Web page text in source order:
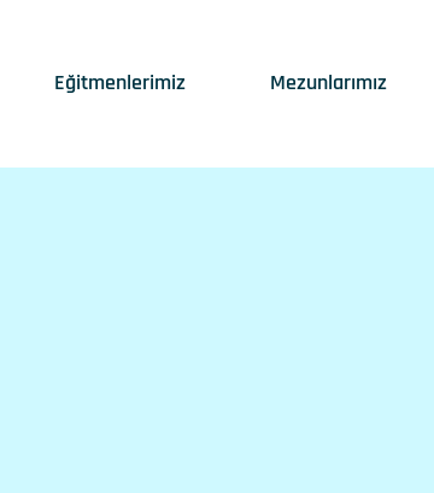
Eğitmenlerimiz Mezunlarımız